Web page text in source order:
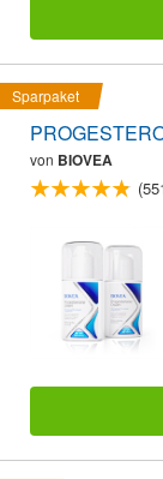
Sparpaket
von BIOVEA